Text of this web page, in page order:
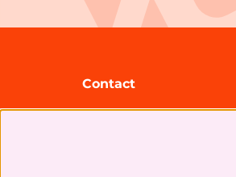
Contact
Theater Zuidplein